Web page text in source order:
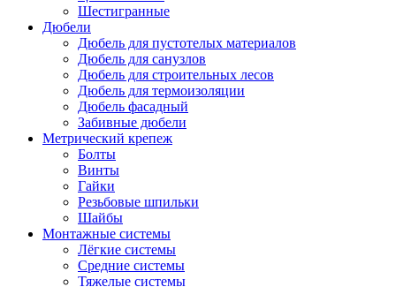
Шестигранные
Дюбели
Дюбель для пустотелых материалов
Дюбель для санузлов
Дюбель для строительных лесов
Дюбель для термоизоляции
Дюбель фасадный
Забивные дюбели
Метрический крепеж
Болты
Винты
Гайки
Резьбовые шпильки
Шайбы
Монтажные системы
Лёгкие системы
Средние системы
Тяжелые системы